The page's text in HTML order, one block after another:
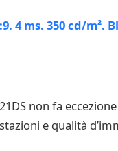
non fa
e qualità